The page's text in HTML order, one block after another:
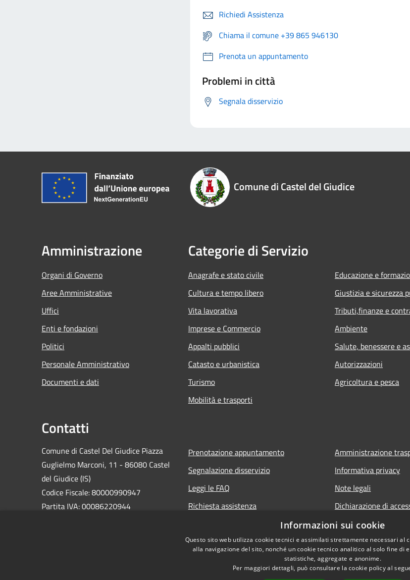
Richiedi Assistenza
Chiama il comune +39 865 946130
Prenota un appuntamento
Problemi in città
Segnala disservizio
Comune di Castel del Giudice
Amministrazione
Organi di Governo
Aree Amministrative
Uffici
Enti e fondazioni
Politici
Personale Amministrativo
Documenti e dati
Categorie di Servizio
Anagrafe e stato civile
Cultura e tempo libero
Vita lavorativa
Imprese e Commercio
Appalti pubblici
Catasto e urbanistica
Turismo
Mobilità e trasporti
Educazione e
Giustizia e sicurezza
Tributi,finanze e
Ambiente
Salute, benessere e
Autorizzazioni
Agricoltura e pesca
Contatti
Comune di Castel Del Giudice Piazza
Guglielmo Marconi, 11 - 86080 Castel
del Giudice (IS)
Codice Fiscale: 80000990947
Partita IVA: 00086220944
Prenotazione appuntamento
Segnalazione disservizio
Leggi le FAQ
Richiesta assistenza
Amministrazione
Informativa privacy
Note legali
Dichiarazione di
Informazioni sui cookie
Questo sito web utilizza cookie tecnici e assimilati strettamente necessari al
alla navigazione del sito, nonché un cookie tecnico analitico al solo fine di
statistiche, aggregate e anonime.
Per maggiori dettagli, può consultare la cookie policy al